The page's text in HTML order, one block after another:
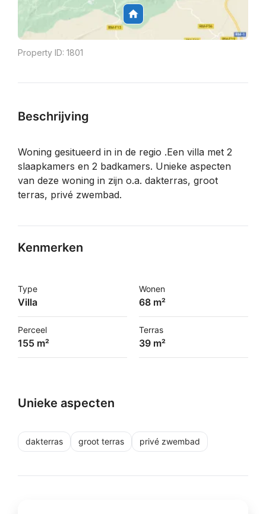
Property ID: 1801
Beschrijving
Woning gesitueerd in in de regio .Een villa met 2
slaapkamers en 2 badkamers. Unieke aspecten
van deze woning in zijn o.a. dakterras, groot
terras, privé zwembad.
Kenmerken
Type
Villa
Wonen
68 m²
Perceel
155 m²
Terras
39 m²
Unieke aspecten
dakterras groot terras privé zwembad